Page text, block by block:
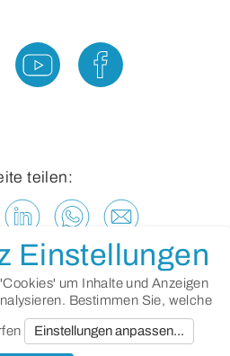
teilen:
Einstellungen
um Inhalte und Anzeigen
Bestimmen Sie, welche
Einstellungen anpassen...